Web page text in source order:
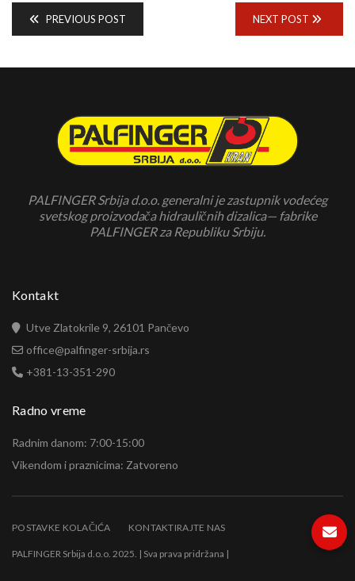
PREVIOUS POST NEXT POST
PALFINGER Srbija d.o.o. generalni je zastupnik vodećeg
svetskog proizvodača hidrauličnih dizalica— fabrike
PALFINGER za Republiku Srbiju.
Kontakt
Utve Zlatokrile 9, 26101 Pančevo
office@palfinger-srbija.rs
+381-13-351-290
Radno vreme
Radnim danom: 7:00-15:00
Vikendom i praznicima: Zatvoreno
POSTAVKE KOLAČIĆA KONTAKTIRAJTE NAS
PALFINGER Srbija d.o.o. 2025. | Sva prava pridržana |